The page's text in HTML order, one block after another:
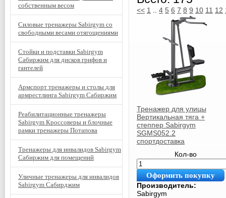
<< 1 4 5 6 7 8 9 10 11 12
Тренажер для улицы
Вертикальная тяга +
степпер Sabirgym
SGMS052.2
спортдоставка
Кол-во
Оформить покупку
Производитель:
Sabirgym
собственным весом
Силовые тренажеры Sabirgym со
свободными весами отягощениями
Стойки и подставки Sabirgym
Сабиржим для дисков грифов и
гантелей
Армспорт тренажеры и столы для
армрестлинга Sabirgym Сабиржим
Реабилитационные тренажеры
Sabirgym Кроссоверы и блочные
рамки тренажеры Потапова
Тренажеры для инвалидов Sabirgym
Сабиржим для помещений
Уличные тренажеры для инвалидов
Sabirgym Сабирджим